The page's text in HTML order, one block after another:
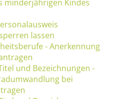
minderjährigen Kindes
lassen
- Anerkennung
und Bezeichnungen -
bei